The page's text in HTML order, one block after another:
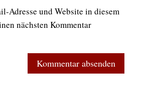
Adresse und Website in diesem
nächsten Kommentar